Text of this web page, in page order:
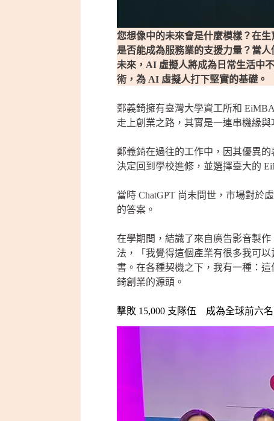
您想像中的未來會是什麼模樣？在
是否能成為服務業的支援力量？當
未來，AI 虛擬人將成為日常生活中
術，為 AI 虛擬人打下堅實的基礎。
鄭義錡擁有臺灣大學資工所和
走上創業之路，其實是一連串機緣與
鄭義錡在過往的工作中，因其優異
決定回到學校進修，並選擇臺大的
當時 ChatGPT 尚未問世，市場對於
的答案。
在學期間，結識了來自廣告影音製
法，「我覺得這個產業有很多我可
書。在各種契機之下，我有一種：
錡創業的源頭。
擊敗 15,000 支隊伍 成為全球前六